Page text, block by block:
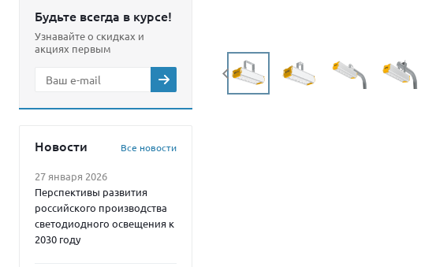
Будьте всегда в курсе!
Узнавайте о скидках и
акциях первым
Новости Все новости
27 января 2026
Перспективы развития
российского производства
светодиодного освещения к
2030 году